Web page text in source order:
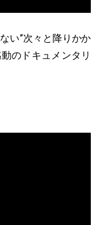
い”次々と降りかか
のドキュメンタリ